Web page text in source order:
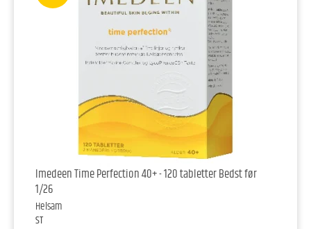
Imedeen Time Perfection 40+ - 120 tabletter Bedst før
1/26
Helsam
ST